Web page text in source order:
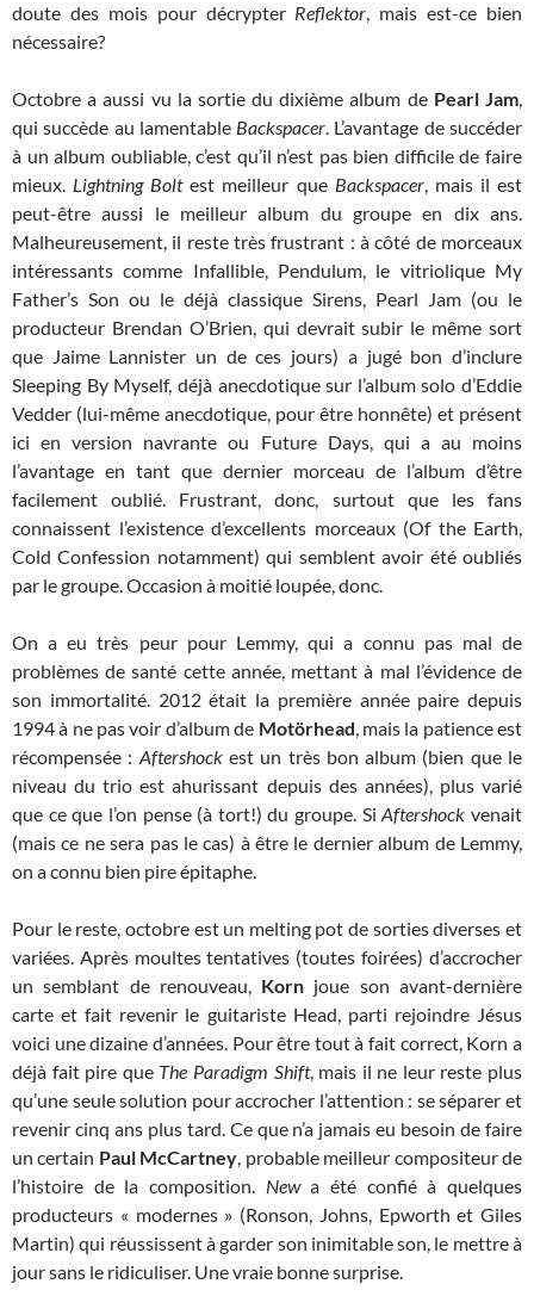
doute des mois pour décrypter Reflektor, mais est-ce bien
nécessaire?
Octobre a aussi vu la sortie du dixième album de Pearl Jam,
qui succède au lamentable Backspacer. L’avantage de succéder
à un album oubliable, c’est qu’il n’est pas bien difficile de faire
mieux. Lightning Boltest meilleur que Backspacer, mais il est
peut-être aussi le meilleur album du groupe en dix ans.
Malheureusement, il reste très frustrant : à côté de morceaux
intéressants comme Infallible, Pendulum, le vitriolique My
Father’s Son ou le déjà classique Sirens, Pearl Jam (ou le
producteur Brendan O’Brien, qui devrait subir le même sort
que Jaime Lannister un de ces jours) a jugé bon d’inclure
Sleeping By Myself, déjà anecdotique sur l’album solo d’Eddie
Vedder (lui-même anecdotique, pour être honnête) et présent
ici en version navrante ou Future Days, qui a au moins
l’avantage en tant que dernier morceau de l’album d’être
facilement oublié. Frustrant, donc, surtout que les fans
connaissent l’existence d’excellents morceaux (Of the Earth,
Cold Confession notamment) qui semblent avoir été oubliés
par le groupe. Occasion à moitié loupée, donc.
On a eu très peur pour Lemmy, qui a connu pas mal de
problèmes de santé cette année, mettant à mal l’évidence de
son immortalité. 2012 était la première année paire depuis
1994 à ne pas voir d’album de Motörhead, mais la patience est
récompensée : Aftershockest un très bon album (bien que le
niveau du trio est ahurissant depuis des années), plus varié
que ce que l’on pense (à tort!) du groupe. SiAftershock venait
(mais ce ne sera pas le cas) à être le dernier album de Lemmy,
on a connu bien pire épitaphe.
Pour le reste, octobre est un melting pot de sorties diverses et
variées. Après moultes tentatives (toutes foirées) d’accrocher
un semblant de renouveau, Korn joue son avant-dernière
carte et fait revenir le guitariste Head, parti rejoindre Jésus
voici une dizaine d’années. Pour être tout à fait correct, Korn a
déjà fait pire que The Paradigm Shift, mais il ne leur reste plus
qu’une seule solution pour accrocher l’attention : se séparer et
revenir cinq ans plus tard. Ce que n’a jamais eu besoin de faire
un certain Paul McCartney, probable meilleur compositeur de
l’histoire de la composition. Newa été confié à quelques
producteurs « modernes » (Ronson, Johns, Epworth et Giles
Martin) qui réussissent à garder son inimitable son, le mettre à
jour sans le ridiculiser. Une vraie bonne surprise.